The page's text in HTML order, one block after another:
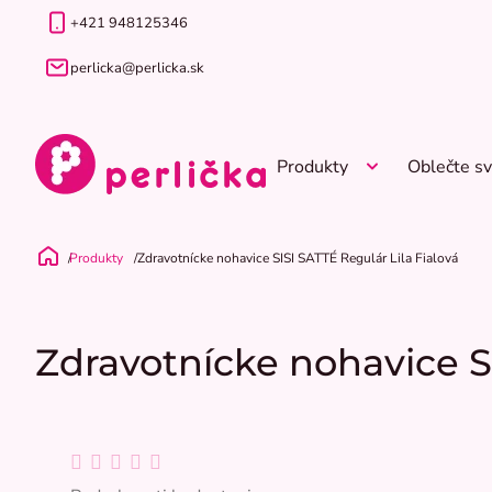
+421 948125346
perlicka@perlicka.sk
Produkty Oblečte
Domov
Produkty Zdravotnícke nohavice SISI SATTÉ Regulár Lila Fialová
Zdravotnícke nohavice
Priemerné